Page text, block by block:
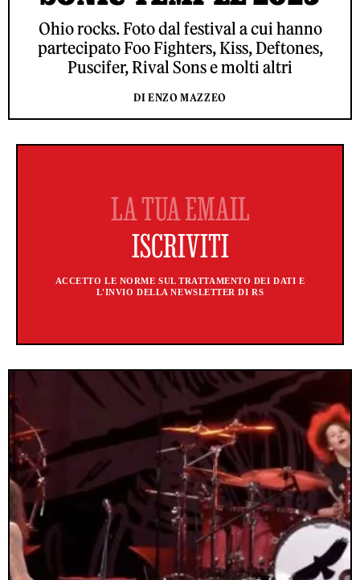
Ohio rocks. Foto dal festival a cui hanno
partecipato Foo Fighters, Kiss, Deftones,
Puscifer, Rival Sons e molti altri
DI ENZO MAZZEO
ACCETTO LE NORME SUL TRATTAMENTO DEI DATI E
L'INVIO DELLA NEWSLETTER DI RS